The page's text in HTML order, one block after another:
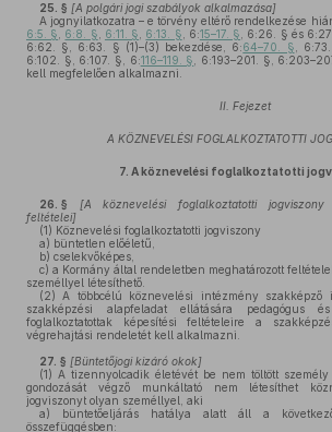
25. § [A polgári jogi szabályok alkalmazása]
A jognyilatkozatra – e törvény eltérő rendelkezése
6:5. §
6:8. § 6:11. § 6:13. § , 6:15–17. § , 6:26. § és
6:62. §, 6:63. § (1)–(3) bekezdése, 6:64–70. § ,
6:102. §, 6:107. §, 6:116–119. §
, 6:193–201. §,
kell megfelelően alkalmazni.
II. Fejezet
A KÖZNEVELÉSI FOGLALKOZTATOTTI
7. A köznevelési foglalkoztatotti
26. § [A köznevelési foglalkoztatotti jogviszony
feltételei]
(1) Köznevelési foglalkoztatotti jogviszony
a) büntetlen előéletű,
b) cselekvőképes,
c) a Kormány által rendeletben meghatározott
személlyel létesíthető.
(2) A többcélú köznevelési intézmény szakképző
szakképzési alapfeladat ellátására pedagógus
foglalkoztatottak képesítési feltételeire a
végrehajtási rendeletét kell alkalmazni.
27. § [Büntetőjogi kizáró okok]
(1) A tizennyolcadik életévét be nem töltött személy
gondozását végző munkáltató nem létesíthet
jogviszonyt olyan személlyel, aki
a) büntetőeljárás hatálya alatt áll a következő
összefüggésben: